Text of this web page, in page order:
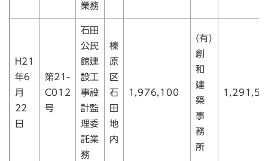
業務
H21
年6
月
22
日
第21-
C012
号
石田
公民
館建
設工
事設
計監
理委
託業
務
榛
原
区
石
田
地
内
1,976,100
(有)
創
和
建
築
事
務
所